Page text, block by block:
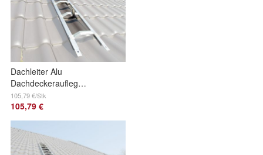
Dachleiter Alu
Dachdeckerauflegeleiter
einteilig
105,79 €/Stk
105,79 €